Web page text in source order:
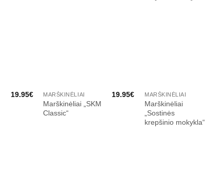
19.95€ MARŠKINĖLIAI
Marškinėliai „SKM
Classic“
19.95€ MARŠKINĖLIAI
Marškinėliai
„Sostinės
krepšinio mokykla“